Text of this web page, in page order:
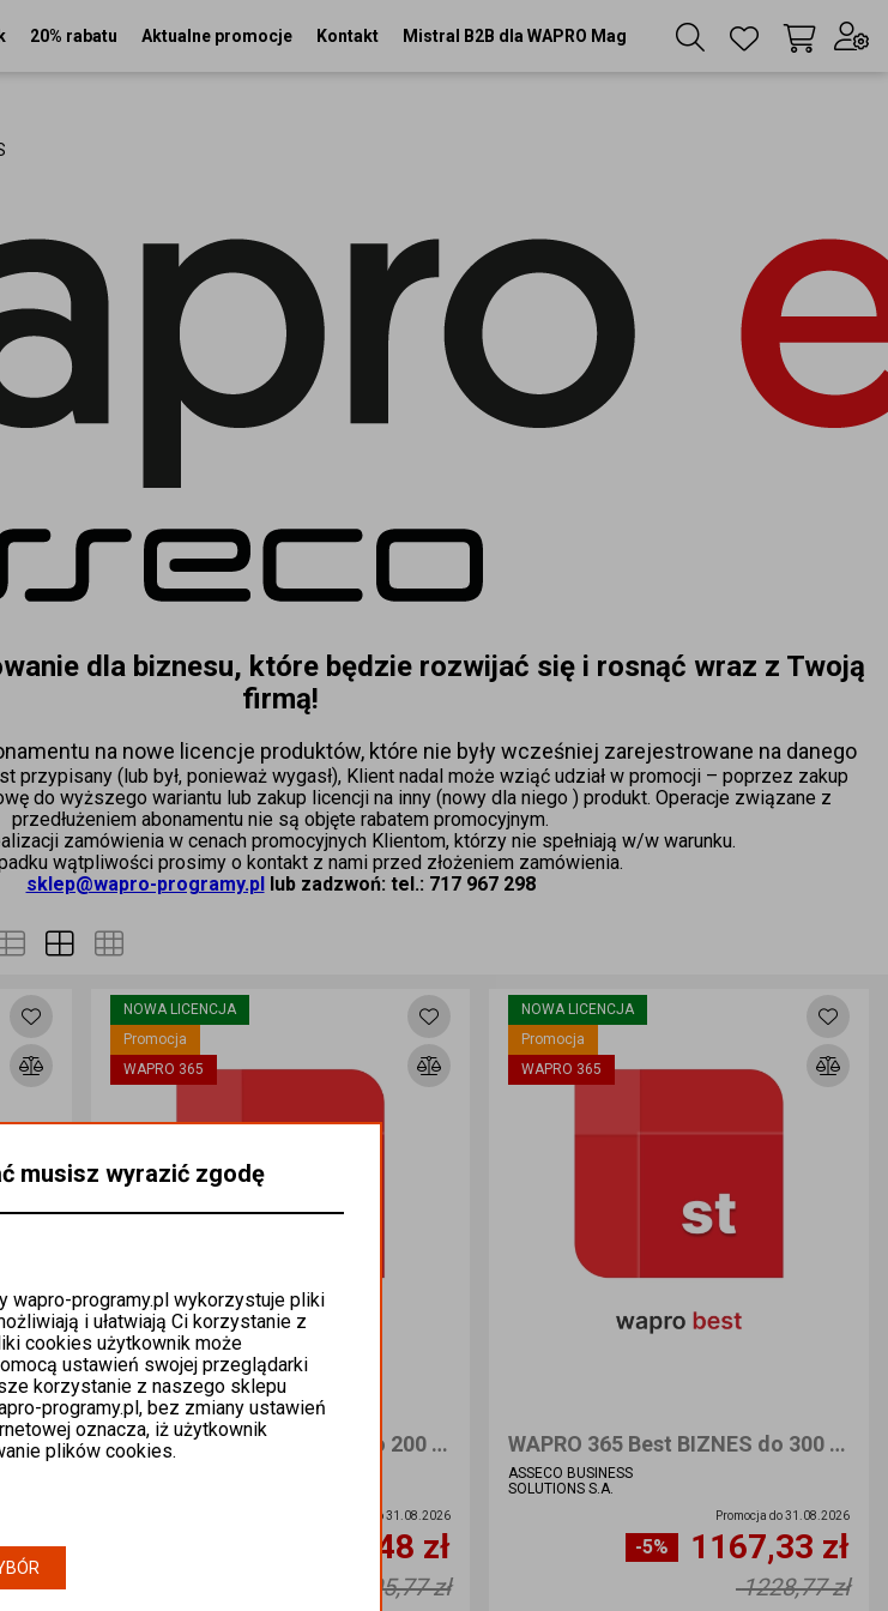
20% rabatu Aktualne promocje Kontakt Mistral B2B dla WAPRO Mag
Język
PL
dla biznesu, które będzie rozwijać się i rosnąć wraz z Twoją
firmą!
na nowe licencje produktów, które nie były wcześniej zarejestrowane na danego
przypisany (lub był, ponieważ wygasł), Klient nadal może wziąć udział w promocji – poprzez zakup
do wyższego wariantu lub zakup licencji na inny (nowy dla niego ) produkt. Operacje związane z
przedłużeniem abonamentu nie są objęte rabatem promocyjnym.
zamówienia w cenach promocyjnych Klientom, którzy nie spełniają w/w warunku.
wątpliwości prosimy o kontakt z nami przed złożeniem zamówienia.
sklep@wapro-programy.pl lub zadzwoń: tel.: 717 967 298
WAPRO 365 Best BIZNES do 100 ŚrodkówTrwałych - Nowa licencja
zł
zł
NOWA LICENCJA
Promocja
WAPRO 365
WAPRO 365 Best BIZNES do 200 Środków Trwałych - Nowa licencja
Promocja do 31.08.2026
1050,48 zł
1105,77 zł
NOWA LICENCJA
Promocja
WAPRO 365
WAPRO 365 Best BIZNES do 300 Środków Trwałych - Nowa licencja
ASSECO BUSINESS
SOLUTIONS S.A.
Promocja do31.08.2026
-5% 1167,33 zł
1228,77 zł
Ilość sztuk
musisz wyrazić zgodę
wapro-programy.pl wykorzystuje pliki
i ułatwiają Ci korzystanie z
cookies użytkownik może
ustawień swojej przeglądarki
korzystanie z naszego sklepu
programy.pl, bez zmiany ustawień
oznacza, iż użytkownik
plików cookies.